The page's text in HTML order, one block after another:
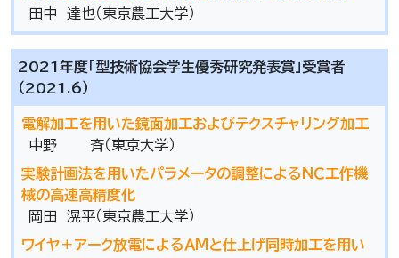
田中 達也（東京農工大学）
2021年度「型技術協会学生優秀研究発表賞」受賞者
（2021.6）
電解加工を用いた鏡面加工およびテクスチャリング加工
中野 斉（東京大学）
実験計画法を用いたパラメータの調整によるＮＣ工作機
械の高速高精度化
岡田 滉平（東京農工大学）
ワイヤ＋アーク放電によるＡＭと仕上げ同時加工を用い